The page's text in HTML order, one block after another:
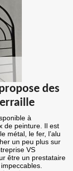
des
à
de peinture. Il est
métal, le fer, l’alu
un peu plus sur
VS
être un prestataire